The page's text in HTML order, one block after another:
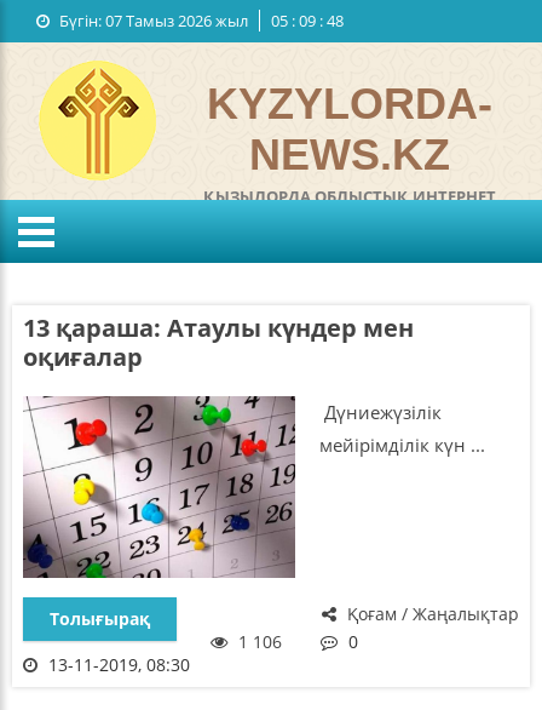
Бүгін:07 Тамыз 2026 жыл 05 :09 :49
Мемлекеттiк рәміздер
KYZYLORDA-
NEWS.KZ
ҚЫЗЫЛОРДА ОБЛЫСТЫҚ ИНТЕРНЕТ
Қысым:мм
13 қараша: Атаулы күндер мен
оқиғалар
Дүниежүзілік
мейірімділік күн ...
Қоғам / Жаңалықтар
Толығырақ
1 106
0
13-11-2019, 08:30